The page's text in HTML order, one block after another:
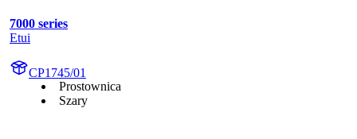
7000 series
Etui
CP1745/01
Prostownica
Szary